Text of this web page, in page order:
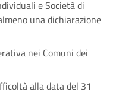
e Società di
una dichiarazione
nei Comuni dei
alla data del 31